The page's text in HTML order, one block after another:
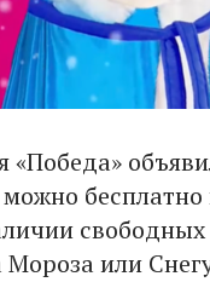
свободных
или